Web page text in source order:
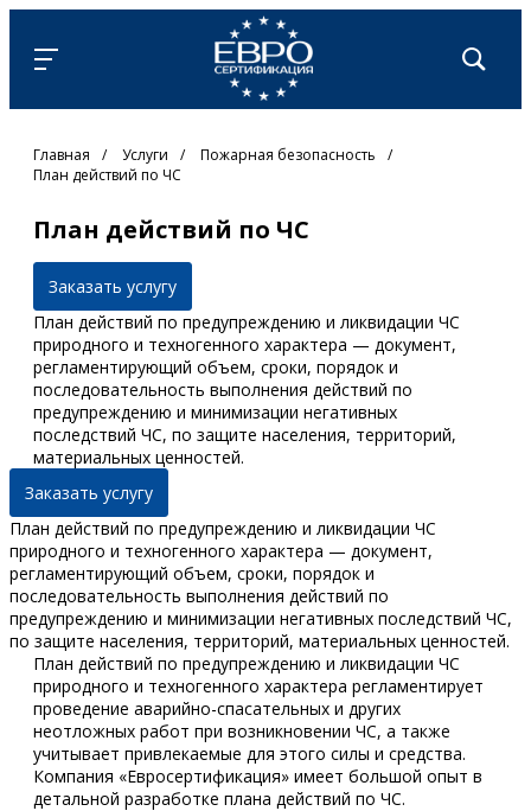
Главная / Услуги / Пожарная безопасность
/
План действий по ЧС
План действий по ЧС
Заказать услугу
План действий по предупреждению и ликвидации ЧС
природного и техногенного характера — документ,
регламентирующий объем, сроки, порядок и
последовательность выполнения действий по
предупреждению и минимизации негативных
последствий ЧС, по защите населения, территорий,
материальных ценностей.
Заказать услугу
План действий по предупреждению и ликвидации ЧС
природного и техногенного характера — документ,
регламентирующий объем, сроки, порядок и
последовательность выполнения действий по
предупреждению и минимизации негативных последствий ЧС,
по защите населения, территорий, материальных ценностей.
План действий по предупреждению и ликвидации ЧС
природного и техногенного характера регламентирует
проведение аварийно-спасательных и других
неотложных работ при возникновении ЧС, а также
учитывает привлекаемые для этого силы и средства.
Компания «Евросертификация» имеет большой опыт в
детальной разработке плана действий по ЧС.